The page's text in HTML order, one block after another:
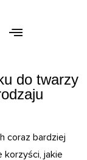
do twarzy
coraz bardziej
korzyści, jakie